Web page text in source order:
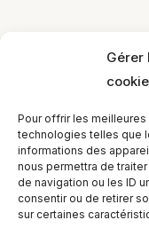
Gérer
Pour offrir les
technologies telles que
informations des
nous permettra de
de navigation ou les ID
consentir ou de retirer
sur certaines